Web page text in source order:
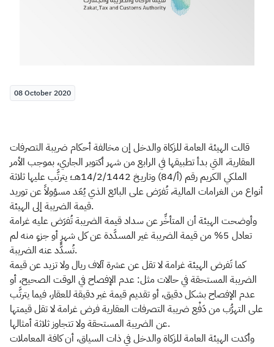
08 October 2020
قالت الهيئة العامة للزكاة والدخل إن مخالفة أحكام ضريبة التصرفات
العقارية، التي بدأ تطبيقها في الرابع من شهر أكتوبر الجاري، بموجب الأمر
الملكي الكريم رقم (أ/84) وتاريـخ 14/2/1442هــ؛ يترتَّب عليها ثلاثة
أنواع من الغرامات المالية، تُفرَض على البائع الذي يُعَد مسؤولاً عن توريد
قيمة الضريبة إلى الهيئة.
وأوضحت الهيئة أن المتأخِّر عن سداد قيمة الضريبة تُفرَض عليه غرامة
تعادل 5% من قيمة الضريبة غير المسدَّدة عن كل شهرٍ أو جزءٍ منه لم
تُسدَّد عنه الضريبة.
كما تَفرض الهيئة غرامة لا تقل عن عشرة آلاف ريال ولا تزيد عن قيمة
الضريبة المستحقة في حالات مثل: عدم الإفصاح في الوقت الصحيح، أو
عدم الإفصاح بشكل دقيق، أو تقديم قيمة غير دقيقة للعقار، فيما يترتَّب
على التهرُّب من دَفْع ضريبة التصرفات العقارية فرض غرامة لا تقل قيمتها
عن الضريبة المستحقة ولا تتجاوز ثلاثة أمثالها.
وأكدت الهيئة العامة للزكاة والدخل في ذات السياق، أن كافة المعاملات